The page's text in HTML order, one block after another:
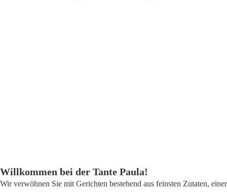
Willkommen bei der Tante Paula!
Wir verwöhnen Sie mit Gerichten bestehend aus feinsten Zutaten, einer